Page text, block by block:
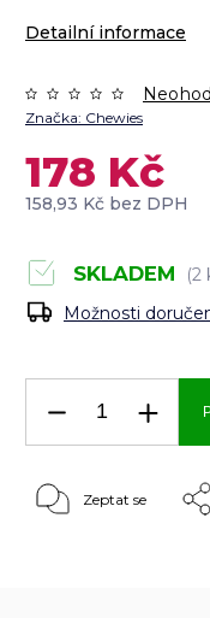
Detailní informace
Značka: Chewies
178 Kč
158,93 Kč bez DPH
SKLADEM
(2
Možnosti
Zeptat se